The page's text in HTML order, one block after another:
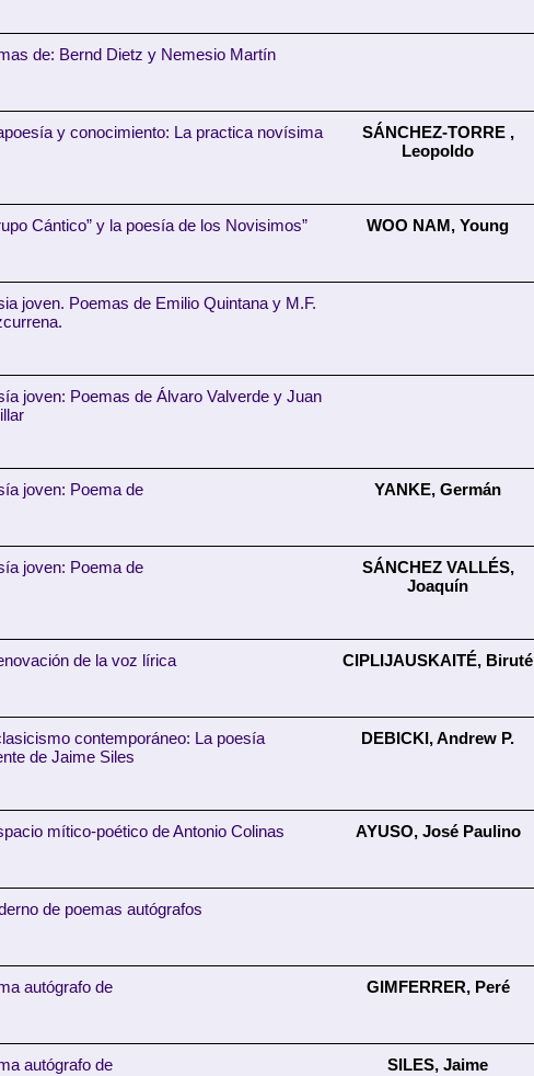
de: Bernd Dietz y Nemesio Martín
y conocimiento: La practica novísima
SÁNCHEZ-TORRE ,
Leopoldo
Cántico” y la poesía de los Novisimos” WOO NAM, Young
joven. Poemas de Emilio Quintana y M.F.
joven: Poemas de Álvaro Valverde y Juan
joven: Poema de YANKE, Germán
joven: Poema de
SÁNCHEZ VALLÉS,
Joaquín
de la voz lírica CIPLIJAUSKAITÉ, Biruté
contemporáneo: La poesía
de Jaime Siles
DEBICKI, Andrew P.
mítico-poético de Antonio Colinas AYUSO, José Paulino
de poemas autógrafos
autógrafo de GIMFERRER, Peré
autógrafo de SILES, Jaime